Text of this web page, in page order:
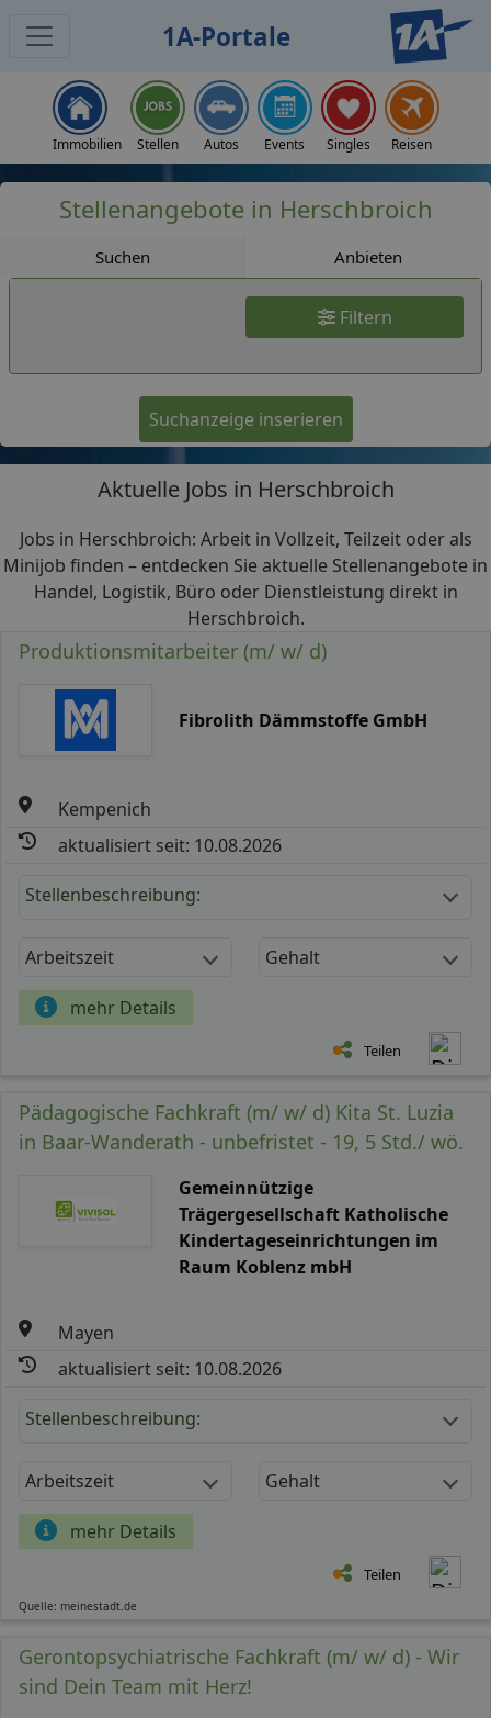
1A-Portale
Immobilien Stellen Autos Events Singles Reisen
Stellenangebote in Herschbroich
Suchen Anbieten
Filtern
Suchanzeige inserieren
Aktuelle Jobs in Herschbroich
Jobs in Herschbroich: Arbeit in Vollzeit, Teilzeit oder als
Minijob finden – entdecken Sie aktuelle Stellenangebote in
Handel, Logistik, Büro oder Dienstleistung direkt in
Herschbroich.
Produktionsmitarbeiter (m/ w/ d)
Fibrolith Dämmstoffe GmbH
Kempenich
aktualisiert seit: 10.08.2026
Stellenbeschreibung:
Arbeitszeit Gehalt
mehr Details
Teilen
Pädagogische Fachkraft (m/ w/ d) Kita St. Luzia
in Baar-Wanderath - unbefristet - 19, 5 Std./ wö.
Gemeinnützige
Trägergesellschaft Katholische
Kindertageseinrichtungen im
Raum Koblenz mbH
Mayen
aktualisiert seit: 10.08.2026
Stellenbeschreibung:
Arbeitszeit Gehalt
mehr Details
Teilen
Quelle: meinestadt.de
Gerontopsychiatrische Fachkraft (m/ w/ d) - Wir
sind Dein Team mit Herz!